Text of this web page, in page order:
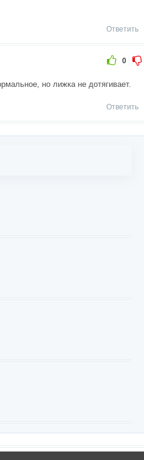
Ответить
0
но лижка не дотягивает.
Ответить